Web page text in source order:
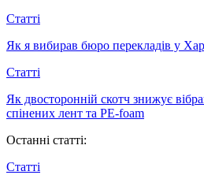
Статті
Як я вибирав бюро перекладів у
Статті
Як двосторонній скотч знижує
спінених лент та PE-foam
Останні статті:
Статті